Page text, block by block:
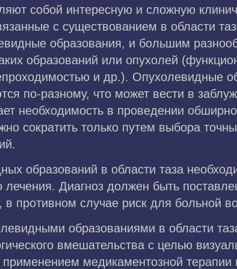
собой интересную и сложную
с существованием в области
образования, и большим
образований или опухолей
и др.). Опухолевидные
по-разному, что может вести в
необходимость в проведении
сократить только путем выбора
образований в области таза
лечения. Диагноз должен быть
противном случае риск для больной
образованиями в области
вмешательства с целью
медикаментозной